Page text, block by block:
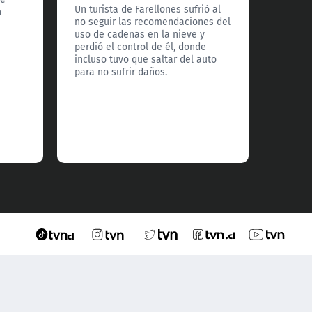
Un turista de Farellones sufrió al
no seguir las recomendaciones del
uso de cadenas en la nieve y
perdió el control de él, donde
incluso tuvo que saltar del auto
para no sufrir daños.